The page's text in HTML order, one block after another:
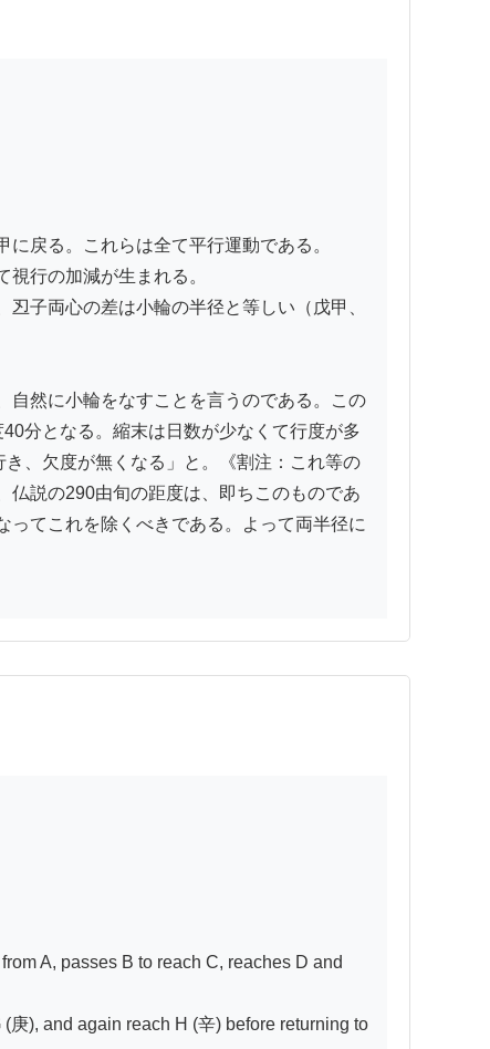
戻る。これらは全て平行運動である。
行の加減が生まれる。
子両心の差は小輪の半径と等しい（戊甲、
自然に小輪をなすことを言うのである。この
分となる。縮末は日数が少なくて行度が多
、欠度が無くなる」と。《割注：これ等の
仏説の290由旬の距度は、即ちこのものであ
てこれを除くべきである。よって両半径に
A, passes B to reach C, reaches D and
), and again reach H (辛) before returning to